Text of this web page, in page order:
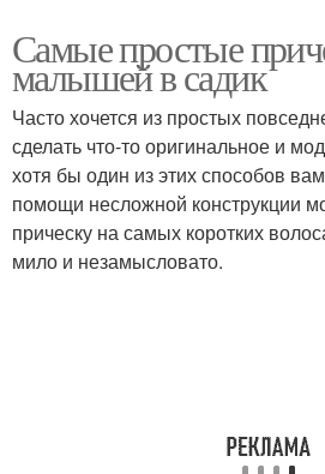
Самые простые
малышей в садик
Часто хочется из простых
сделать что-то оригинальное и
хотя бы один из этих способов
помощи несложной конструкции
прическу на самых коротких
мило и незамысловато.